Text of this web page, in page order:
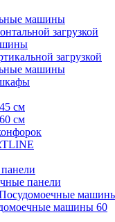
машины
загрузкой
загрузкой
машины
см
см
панели
машины 60